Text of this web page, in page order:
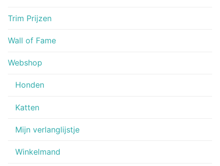
Trim Prijzen
Wall of Fame
Webshop
Honden
Katten
Mijn verlanglijstje
Winkelmand